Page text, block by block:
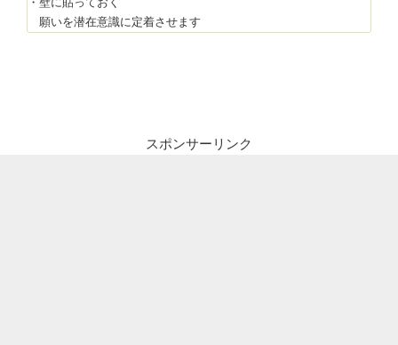
願いを潜在意識に定着させます
スポンサーリンク